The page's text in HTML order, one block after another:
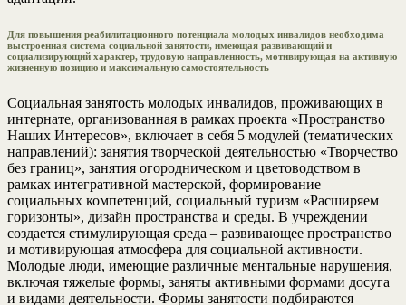
Для повышения реабилитационного потенциала молодых инвалидов необходима
выстроенная система социальной занятости, имеющая развивающий и
социализирующий характер, трудовую направленность, мотивирующая на активную
жизненную позицию и максимальную самостоятельность
Социальная занятость молодых инвалидов, проживающих в
интернате, организованная в рамках проекта «Пространство
Наших Интересов», включает в себя 5 модулей (тематических
направлений): занятия творческой деятельностью «Творчество
без границ», занятия огородническом и цветоводством в
рамках интегративной мастерской, формирование
социальных компетенций, социальный туризм «Расширяем
горизонты», дизайн пространства и среды. В учреждении
создается стимулирующая среда – развивающее пространство
и мотивирующая атмосфера для социальной активности.
Молодые люди, имеющие различные ментальные нарушения,
включая тяжелые формы, заняты активными формами досуга
и видами деятельности. Формы занятости подбираются